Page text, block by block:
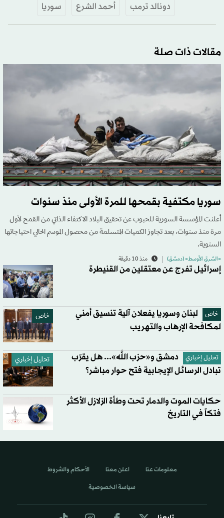
دونالد ترمب
أحمد الشرع سوريا
مقالات ذات صلة
سوريا مكتفية بقمحها للمرة الأولى منذ سنوات
أعلنت المؤسسة السورية للحبوب عن تحقيق البلاد الاكتفاء الذاتي من القمح لأول
مرة منذ سنوات، بعد تجاوز الكميات المُتسلمة من محصول الموسم الحالي احتياجاتها
السنوية.
«الشرق الأوسط» (دمشق) منذ 10 دقيقة
إسرائيل تفرج عن معتقلين من القنيطرة
خاص خاص
لبنان وسوريا يفعلان آلية تنسيق أمني
لمكافحة الإرهاب والتهريب
تحليل إخباري تحليل إخباري
دمشق و«حزب الله»... هل يقرّب
تبادل الرسائل الإيجابية فتح حوار مباشر؟
حكايات الموت والدمار تحت وطأة الزلازل الأكثر
فتكاً في التاريخ
معلومات عنا اعلن معنا الأحكام والشروط
سياسة الخصوصية